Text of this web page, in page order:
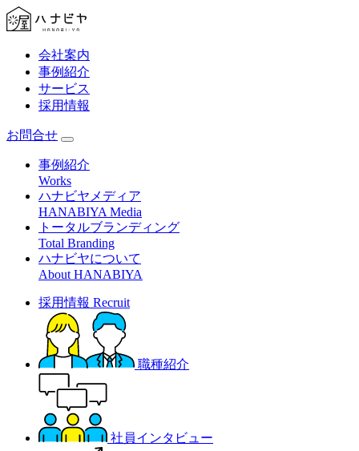
会社案内
事例紹介
サービス
採用情報
お問合せ
事例紹介
Works
ハナビヤメディア
HANABIYA Media
トータルブランディング
Total Branding
ハナビヤについて
About HANABIYA
採用情報 Recruit
職種紹介
社員インタビュー